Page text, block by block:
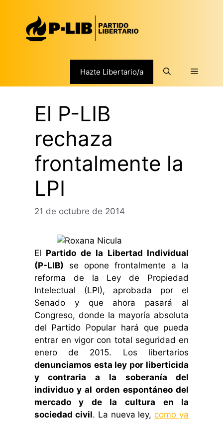
contenido
Hazte Libertario/a Menú
El P-LIB
rechaza
frontalmente la
LPI
21 de octubre de 2014
El Partido de la Libertad Individual
(P-LIB) se opone frontalmente a la
reforma de la Ley de Propiedad
Intelectual (LPI), aprobada por el
Senado y que ahora pasará al
Congreso, donde la mayoría absoluta
del Partido Popular hará que pueda
entrar en vigor con total seguridad en
enero de 2015. Los libertarios
denunciamos esta ley por liberticida
y contraria a la soberanía del
individuo y al orden espontáneo del
mercado y de la cultura en la
sociedad civil. La nueva ley,como ya